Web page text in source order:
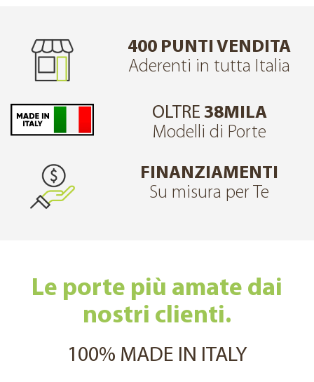
400 PUNTI VENDITA
Aderenti in tutta Italia
OLTRE 38MILA
Modelli di Porte
FINANZIAMENTI
Su misura per Te
Le porte più amate dai
nostri clienti.
100% MADE IN ITALY